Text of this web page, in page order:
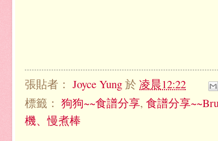
張貼者： Joyce Yung 於 凌晨12:22
標籤： 狗狗~~食譜分享, 食譜分享
機、慢煮棒